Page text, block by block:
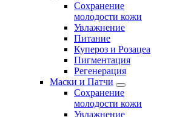
Сохранение
молодости кожи
Увлажнение
Питание
Купероз и Розацеа
Пигментация
Регенерация
Маски и Патчи
Сохранение
молодости кожи
Увлажнение